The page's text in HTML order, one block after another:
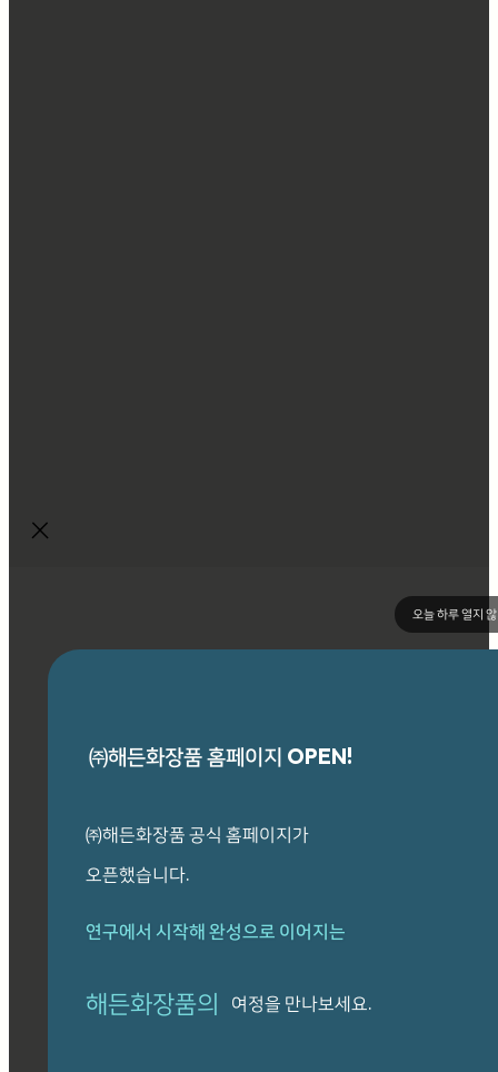
오늘 하루 열지
㈜해든화장품 홈페이지 OPEN!
㈜해든화장품 공식 홈페이지가
오픈했습니다.
연구에서 시작해 완성으로 이어지는
해든화장품의 여정을 만나보세요.